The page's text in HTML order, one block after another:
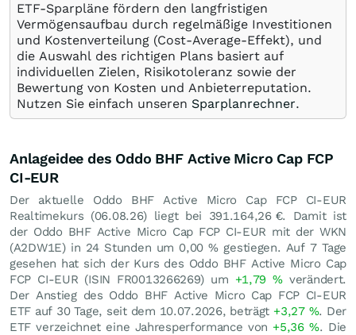
ETF-Sparpläne fördern den langfristigen
Vermögensaufbau durch regelmäßige Investitionen
und Kostenverteilung (Cost-Average-Effekt), und
die Auswahl des richtigen Plans basiert auf
individuellen Zielen, Risikotoleranz sowie der
Bewertung von Kosten und Anbieterreputation.
Nutzen Sie einfach unseren Sparplanrechner.
Anlageidee des Oddo BHF Active Micro Cap FCP
CI-EUR
Der aktuelle Oddo BHF Active Micro Cap FCP CI-EUR
Realtimekurs (06.08.26) liegt bei 391.164,26 €. Damit ist
der Oddo BHF Active Micro Cap FCP CI-EUR mit der WKN
(A2DW1E) in 24 Stunden um 0,00% gestiegen. Auf 7 Tage
gesehen hat sich der Kurs des Oddo BHF Active Micro Cap
FCP CI-EUR (ISIN FR0013266269) um +1,79%verändert.
Der Anstieg des Oddo BHF Active Micro Cap FCP CI-EUR
ETF auf 30 Tage, seit dem 10.07.2026, beträgt +3,27 %. Der
ETF verzeichnet eine Jahresperformance von +5,36%. Die